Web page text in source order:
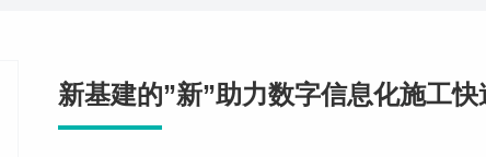
新基建的”新”助力数字信息化施工